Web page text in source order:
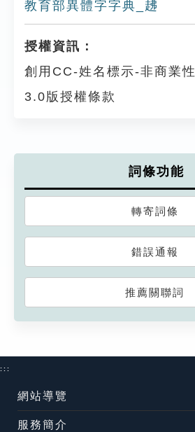
教育部異體字字典_䞞
授權資訊：
創用CC-姓名標示-非商業
3.0版授權條款
詞條功能
轉寄詞條
錯誤通報
推薦關聯詞
:::
網站導覽
服務簡介